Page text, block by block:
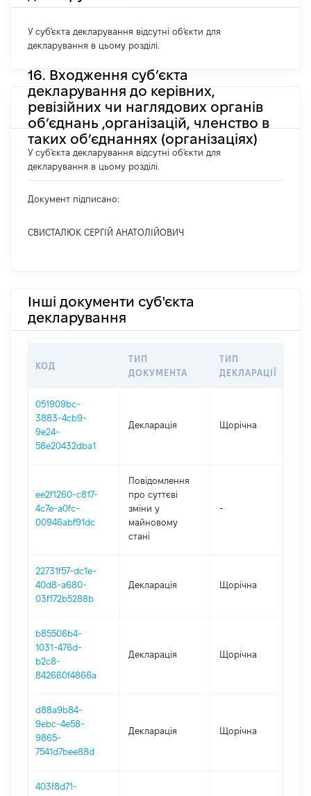
У суб'єкта декларування відсутні об'єкти для
декларування в цьому розділі.
16. Входження суб’єкта
декларування до керівних,
ревізійних чи наглядових органів
об’єднань ,організацій, членство в
таких об’єднаннях (організаціях)
У суб'єкта декларування відсутні об'єкти для
декларування в цьому розділі.
Документ підписано:
СВИСТАЛЮК СЕРГІЙ АНАТОЛІЙОВИЧ
Інші документи суб'єкта
декларування
КОД
ТИП
ДОКУМЕНТА
ТИП
ДЕКЛАРАЦІЇ
051909bc-
3883-4cb9-
9e24-
58e20432dba1
Декларація Щорічна
ee2f1260-c817-
4c7e-a0fc-
00946abf91dc
Повідомлення
про суттєві
зміни y
майновому
стані
-
22731f57-dc1e-
40d8-a680-
03f172b5288b
Декларація Щорічна
b85506b4-
1031-476d-
b2c8-
842660f4866a
Декларація Щорічна
d88a9b84-
9ebc-4e58-
9865-
7541d7bee88d
Декларація Щорічна
403f8d71-